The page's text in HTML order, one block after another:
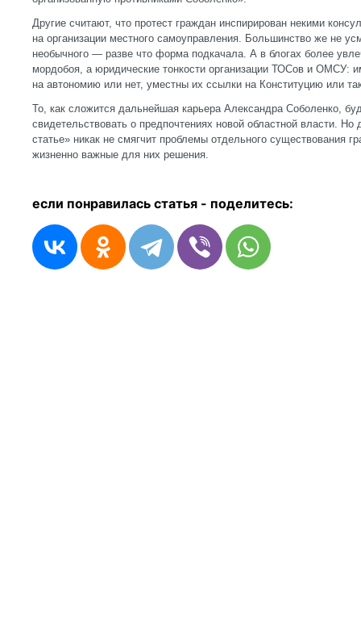
Другие считают, что протест граждан инспирирован некими
на организации местного самоуправления. Большинство же не
необычного — разве что форма подкачала. А в блогах более
мордобоя, а юридические тонкости организации ТОСов и ОМСУ:
на автономию или нет, уместны их ссылки на Конституцию или
То, как сложится дальнейшая карьера Александра Соболенко,
свидетельствовать о предпочтениях новой областной власти.
статье» никак не смягчит проблемы отдельного существования
жизненно важные для них решения.
если понравилась статья - поделитесь: